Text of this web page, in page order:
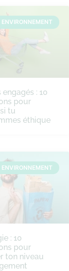
ENVIRONNEMENT
: 10
pour
tu
éthique
ENVIRONNEMENT
: 10
pour
ton niveau